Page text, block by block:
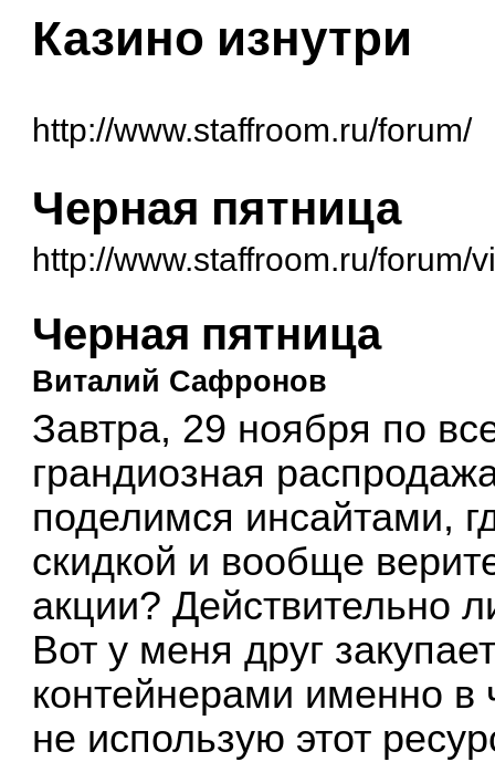
Казино изнутри
http://www.staffroom.ru/forum/
Черная пятница
http://www.staffroom.ru/forum/
Черная пятница
Виталий Сафронов
Завтра, 29 ноября по
грандиозная
поделимся инсайтами,
скидкой и вообще
акции? Действительно
Вот у меня друг
контейнерами именно в
не использую этот